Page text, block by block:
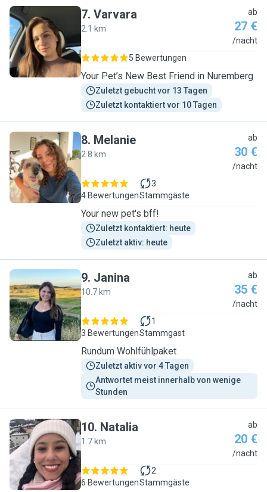
V
7. Varvara
2.1 km
ab
27 €
/nacht
5 Bewertungen
Your Pet’s New Best Friend in Nuremberg
Zuletzt gebucht vor 13 Tagen
Zuletzt kontaktiert vor 10 Tagen
M
8. Melanie
2.8 km
ab
30 €
/nacht
4 Bewertungen
3
Stammgäste
Your new pet's bff!
Zuletzt kontaktiert: heute
Zuletzt aktiv: heute
J
9. Janina
10.7 km
ab
35 €
/nacht
3 Bewertungen
1
Stammgast
Rundum Wohlfühlpaket
Zuletzt aktiv vor 4 Tagen
Antwortet meist innerhalb von wenige
Stunden
N
10. Natalia
1.7 km
ab
20 €
/nacht
6 Bewertungen
2
Stammgäste